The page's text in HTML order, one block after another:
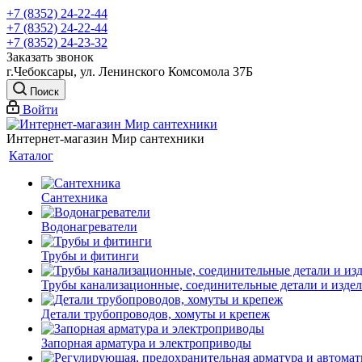
+7 (8352) 24-22-44
+7 (8352) 24-22-44
+7 (8352) 24-23-32
Заказать звонок
г.Чебоксары, ул. Ленинского Комсомола 37Б
Поиск
Войти
Интернет-магазин Мир сантехники
Каталог
Сантехника
Водонагреватели
Трубы и фитинги
Трубы канализационные, соединительные детали и
Детали трубопроводов, хомуты и крепеж
Запорная арматура и электроприводы